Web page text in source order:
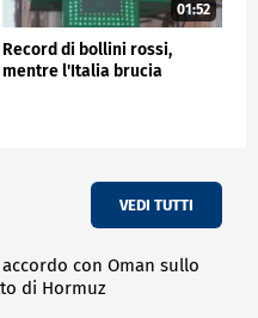
01:52
Record di bollini rossi,
mentre l'Italia brucia
VEDI TUTTI
con Oman sullo
di Hormuz